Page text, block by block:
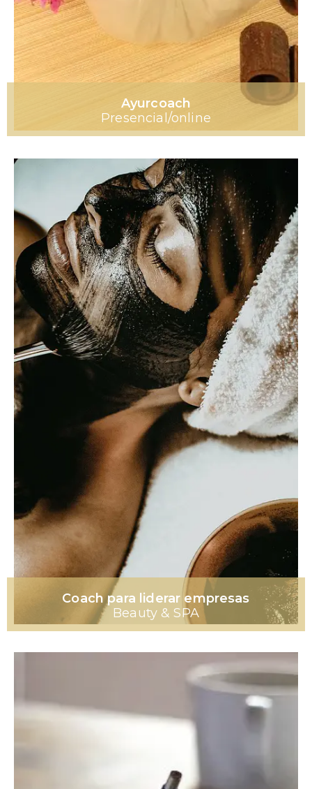
Ayurcoach
Presencial/online
Coach para liderar empresas
Beauty & SPA